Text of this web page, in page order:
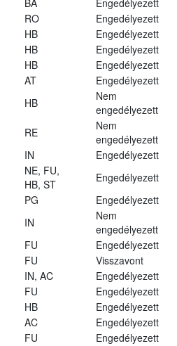
BA
Engedélyezett
RO
Engedélyezett
HB
Engedélyezett
HB
Engedélyezett
HB
Engedélyezett
AT
Engedélyezett
HB
Nem
engedélyezett
RE
Nem
engedélyezett
IN
Engedélyezett
NE, FU,
HB, ST
Engedélyezett
PG
Engedélyezett
IN
Nem
engedélyezett
FU
Engedélyezett
FU
Visszavont
IN, AC
Engedélyezett
FU
Engedélyezett
HB
Engedélyezett
AC
Engedélyezett
FU Engedélyezett